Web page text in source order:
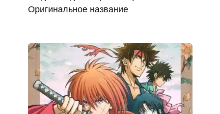
Оригинальное название